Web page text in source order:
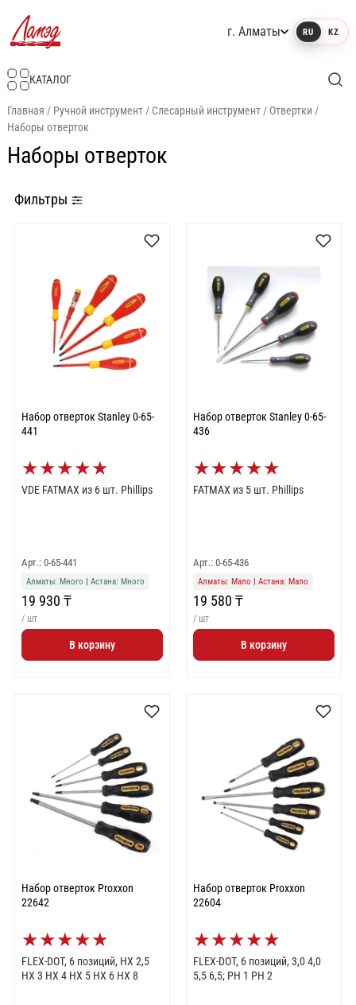
г. Алматы RU KZ
КАТАЛОГ
Главная / Ручной инструмент/ Слесарный инструмент/ Отвертки /
Наборы отверток
Наборы отверток
Фильтры
Набор отверток Stanley 0-65-
441
★★★★★
VDE FATMAX из 6 шт. Phillips
Арт.: 0-65-441
Алматы: Много Астана: Много
19 930 ₸
/ шт
В корзину
Набор отверток Stanley 0-65-
436
★★★★★
FATMAX из 5 шт. Phillips
Арт.: 0-65-436
Алматы: Мало Астана: Мало
19 580 ₸
/ шт
В корзину
Набор отверток Proxxon
22642
★★★★★
FLEX-DOT, 6 позиций, HX 2,5
HX 3 HX 4 HX 5 HX 6 HX 8
Набор отверток Proxxon
22604
★★★★★
FLEX-DOT, 6 позиций, 3,0 4,0
5,5 6,5; PH 1 PH 2